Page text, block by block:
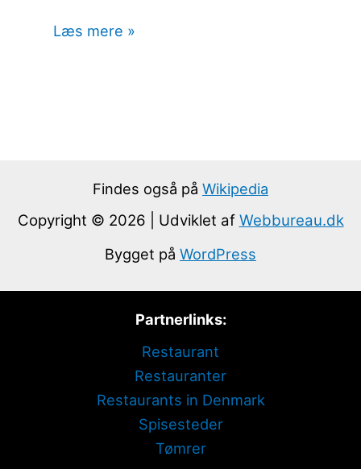
Læs mere »
Findes også på Wikipedia
Copyright © 2026 | Udviklet af Webbureau.dk
Bygget på WordPress
Partnerlinks:
Restaurant
Restauranter
Restaurants in Denmark
Spisesteder
Tømrer